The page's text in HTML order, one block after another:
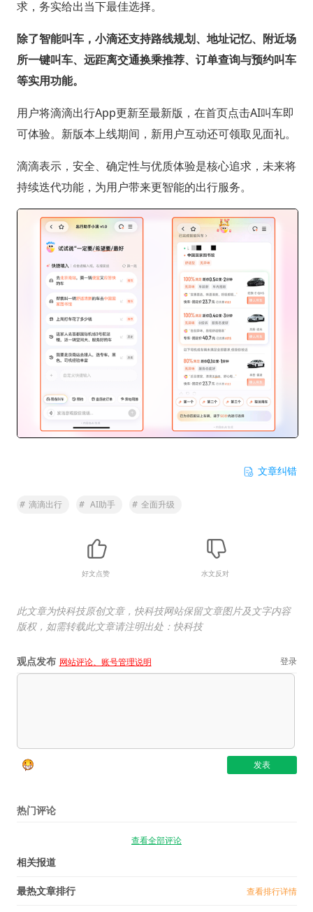
求，务实给出当下最佳选择。
除了智能叫车，小滴还支持路线规划、地址记忆、附近场
所一键叫车、远距离交通换乘推荐、订单查询与预约叫车
等实用功能。
用户将滴滴出行App更新至最新版，在首页点击AI叫车即
可体验。新版本上线期间，新用户互动还可领取见面礼。
滴滴表示，安全、确定性与优质体验是核心追求，未来将
持续迭代功能，为用户带来更智能的出行服务。
文章纠错
# 滴滴出行 # AI助手 # 全面升级
好文点赞 水文反对
此文章为快科技原创文章，快科技网站保留文章图片及文字内容
版权，如需转载此文章请注明出处：快科技
观点发布 网站评论、账号管理说明 登录
热门评论
查看全部评论
相关报道
最热文章排行 查看排行详情